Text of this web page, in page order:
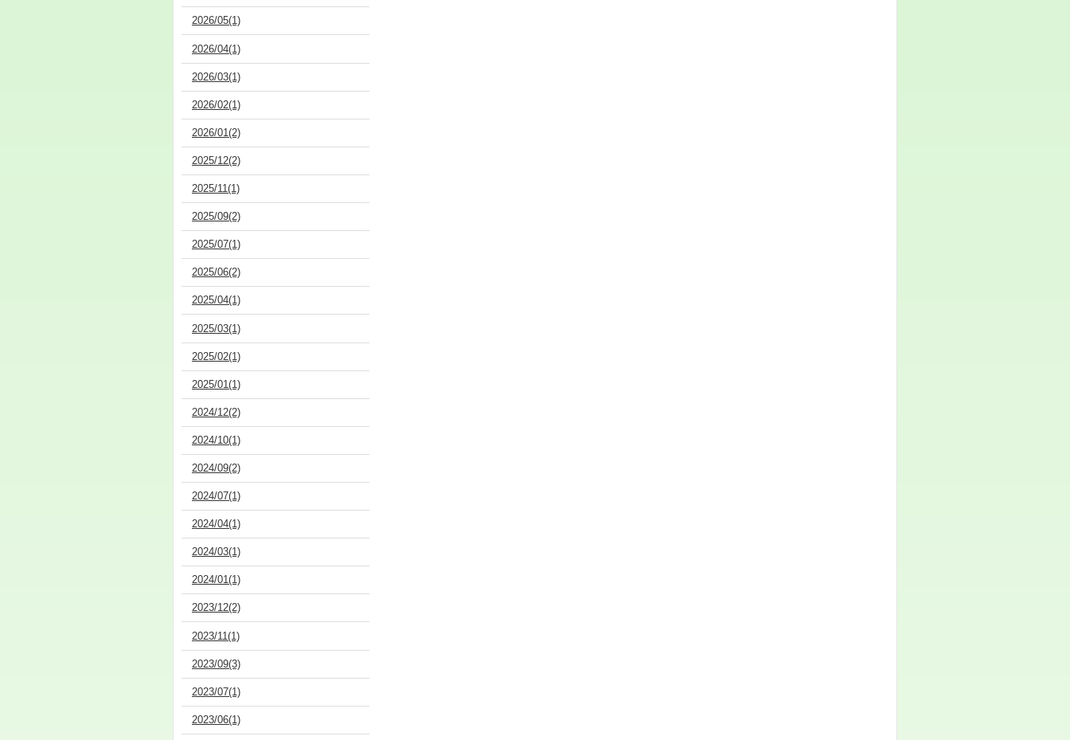
2026/05(1)
2026/04(1)
2026/03(1)
2026/02(1)
2026/01(2)
2025/12(2)
2025/11(1)
2025/09(2)
2025/07(1)
2025/06(2)
2025/04(1)
2025/03(1)
2025/02(1)
2025/01(1)
2024/12(2)
2024/10(1)
2024/09(2)
2024/07(1)
2024/04(1)
2024/03(1)
2024/01(1)
2023/12(2)
2023/11(1)
2023/09(3)
2023/07(1)
2023/06(1)